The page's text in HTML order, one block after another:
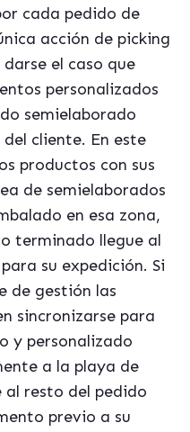
cada pedido de
acción de picking
el caso que
personalizados
semielaborado
cliente. En este
productos con sus
de semielaborados
en esa zona,
terminado llegue al
su expedición. Si
de gestión las
sincronizarse para
y personalizado
a la playa de
al resto del pedido
previo a su